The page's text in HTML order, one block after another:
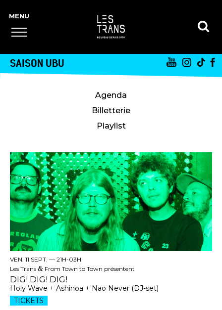
SAISON UBU
Agenda
Billetterie
Playlist
VEN. 11 SEPT. — 21H-03H
Les Trans & From Town to Town présentent
DIG! DIG! DIG!
Holy Wave + Ashinoa + Nao Never (DJ-set)
TICKETS